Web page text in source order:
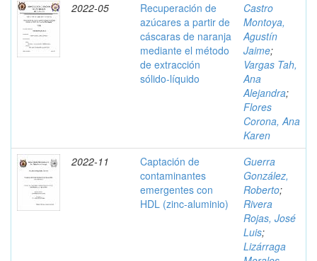
2022-05
Recuperación de
azúcares a partir de
cáscaras de naranja
mediante el método
de extracción
sólido-líquido
Castro
Montoya,
Agustín
Jaime;
Vargas Tah,
Ana
Alejandra;
Flores
Corona, Ana
Karen
2022-11
Captación de
contaminantes
emergentes con
HDL (zinc-aluminio)
Guerra
González,
Roberto;
Rivera
Rojas, José
Luis;
Lizárraga